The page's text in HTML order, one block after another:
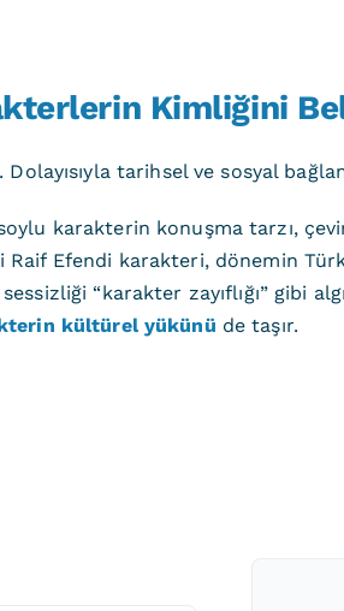
Kimliğini
Dolayısıyla tarihsel ve sosyal
karakterin konuşma tarzı,
Raif Efendi karakteri, dönemin
“karakter zayıflığı” gibi
kültürel yükünü de taşır.